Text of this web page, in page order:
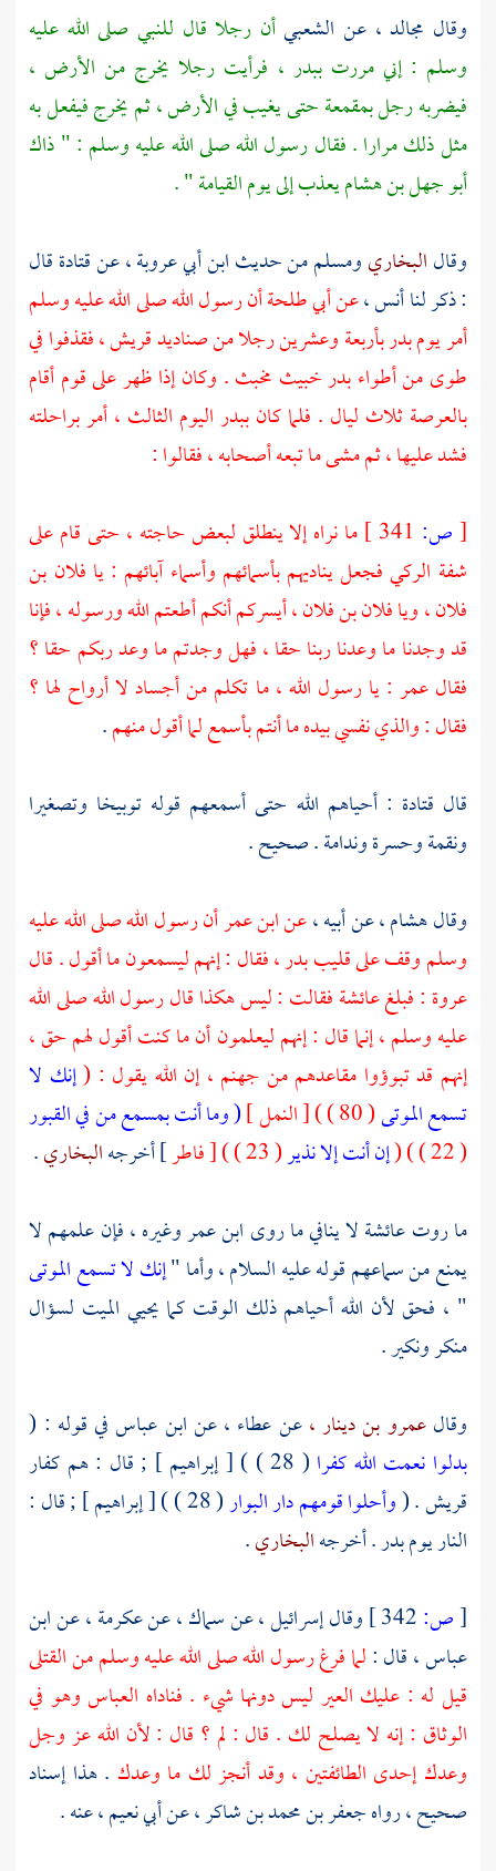
وقال مجالد ،عن الشعبيأن رجلا قال للنبي صلى الله عليه
وسلم : إني مررتببدر ، فرأيت رجلا يخرج من الأرض ،
فيضربه رجل بمقمعة حتى يغيب في الأرض ، ثم يخرج فيفعل به
مثل ذلك مرارا . فقال رسول الله صلى الله عليه وسلم : " ذاك
أبو جهل بن هشاميعذب إلى يوم القيامة " .
وقالالبخاريومسلممن حديثابن أبي عروبة ،عنقتادةقال
: ذكر لناأنس ،عنأبي طلحةأن رسول الله صلى الله عليه وسلم
أمر يومبدربأربعة وعشرين رجلا من صناديدقريش ،فقذفوا في
طوى من أطواءبدرخبيث مخبث . وكان إذا ظهر على قوم أقام
بالعرصة ثلاث ليال . فلما كانببدراليوم الثالث ، أمر براحلته
فشد عليها ، ثم مشى ما تبعه أصحابه ، فقالوا :
[ص:
ما نراه إلا ينطلق لبعض حاجته ، حتى قام على
شفة الركي فجعل يناديهم بأسمائهم وأسماء آبائهم : يا فلان بن
فلان ، ويا فلان بن فلان ، أيسركم أنكم أطعتم الله ورسوله ، فإنا
قد وجدنا ما وعدنا ربنا حقا ، فهل وجدتم ما وعد ربكم حقا ؟
فقالعمر : يا رسول الله ، ما تكلم من أجساد لا أرواح لها ؟
فقال : والذي نفسي بيده ما أنتم بأسمع لما أقول منهم.
قال قتادة :أحياهم الله حتى أسمعهم قوله توبيخا وتصغيرا
ونقمة وحسرة وندامة . صحيح .
وقالهشام ،عن أبيه ،عنابن عمرأن رسول الله صلى الله عليه
وسلم وقف على قليببدر ،فقال : إنهم ليسمعون ما أقول . قال
عروة : فبلغعائشةفقالت : ليس هكذا قال رسول الله صلى الله
عليه وسلم ، إنما قال : إنهم ليعلمون أن ما كنت أقول لهم حق ،
إنهم قد تبوؤوا مقاعدهم من جهنم ، إن الله يقول : (إنك لا
تسمع الموتى( 80 ) ) [ النمل ]
( وما أنت بمسمع من في القبور
( 22 ) ) (
إن أنت إلا نذير( 23 ) ) [ فاطر ] أخرجهالبخاري.
ما روتعائشةلا ينافي ما روى ابن عمروغيره ، فإن علمهم لا
يمنع من سماعهم قوله عليه السلام ، وأما "إنك لا تسمع الموتى
" ، فحق لأن الله أحياهم ذلك الوقت كما يحيي الميت لسؤال
منكرونكير.
وقالعمرو بن دينار ،عنعطاء ،عنابن عباسفي قوله : (
بدلوا نعمت الله كفرا ( 28 ) ) [ إبراهيم ] ; قال : هم كفار
قريش. (وأحلوا قومهم دار البوار
( 28 ) ) [ إبراهيم ] ; قال :
النار يومبدر. أخرجهالبخاري.
[ص: وقالإسرائيل ،عنسماك ،عنعكرمة ،عنابن
عباس ،قال :لما فرغ رسول الله صلى الله عليه وسلم من القتلى
قيل له : عليك العير ليس دونها شيء . فناداه العباسوهو في
الوثاق : إنه لا يصلح لك . قال : لم ؟ قال : لأن الله عز وجل
وعدك إحدى الطائفتين ، وقد أنجز لك ما وعدك . هذا إسناد
صحيح ، رواهجعفر بن محمد بن شاكر ،عنأبي نعيم ،عنه .